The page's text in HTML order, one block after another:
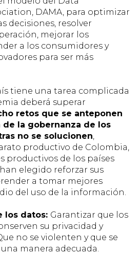
DAMA, para optimizar
decisiones, resolver
mejorar los
a los consumidores y
para ser más
tiene una tarea complicada
deberá superar
retos que se anteponen
de la gobernanza de los
no se solucionen
productivo de Colombia,
productivos de los países
elegido reforzar sus
a tomar mejores
del uso de la información.
los datos: Garantizar que los
su privacidad y
no se violenten y que se
manera adecuada.